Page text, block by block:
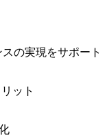
の実現をサポート
ット